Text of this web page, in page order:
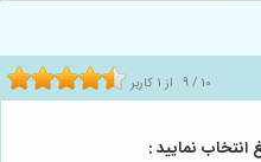
9/ 10 از 1 کاربر
انتخاب نمایید :